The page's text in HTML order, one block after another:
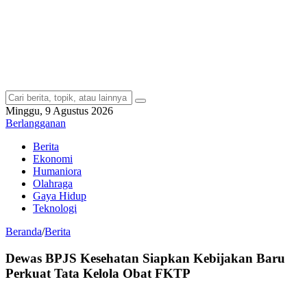
Minggu, 9 Agustus 2026
Berlangganan
Berita
Ekonomi
Humaniora
Olahraga
Gaya Hidup
Teknologi
Beranda/Berita
Dewas BPJS Kesehatan Siapkan Kebijakan Baru
Perkuat Tata Kelola Obat FKTP